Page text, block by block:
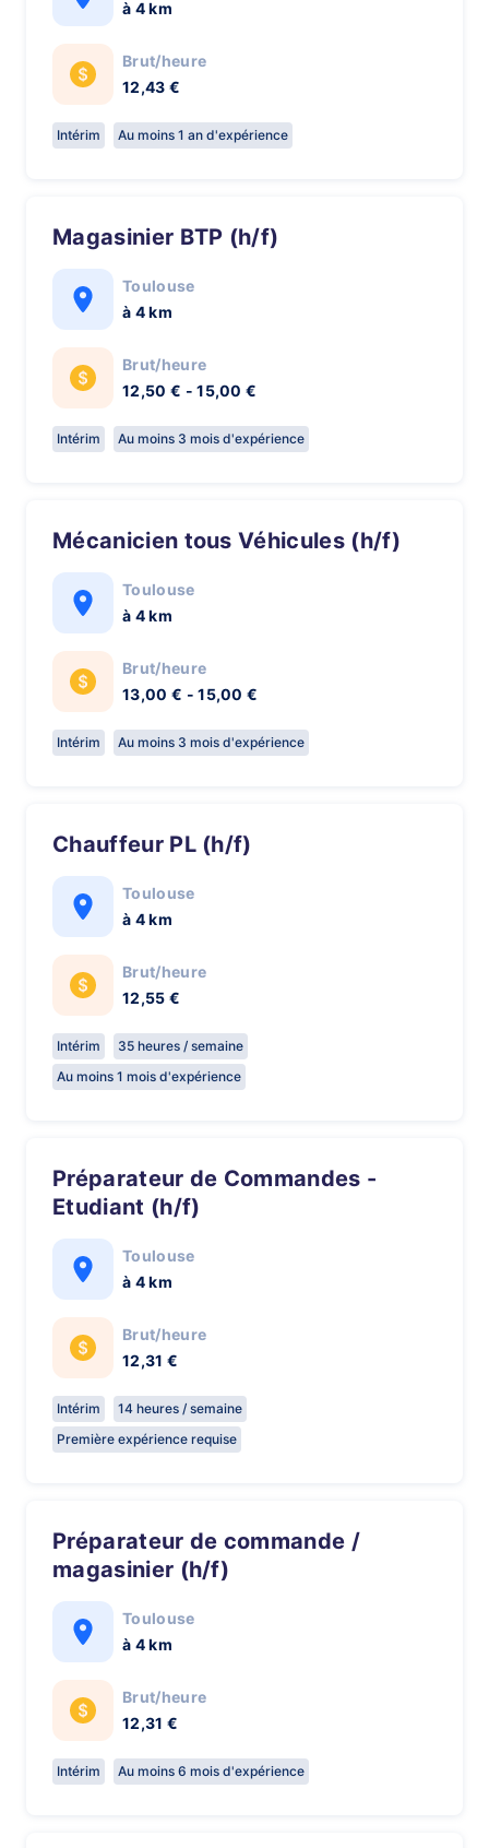
à 4 km
Brut/heure
12,43 €
Intérim Au moins 1 an d'expérience
Magasinier BTP (h/f)
Toulouse
à 4 km
Brut/heure
12,50 € - 15,00 €
Intérim Au moins 3 mois d'expérience
Mécanicien tous Véhicules (h/f)
Toulouse
à 4 km
Brut/heure
13,00 € - 15,00 €
Intérim Au moins 3 mois d'expérience
Chauffeur PL (h/f)
Toulouse
à 4 km
Brut/heure
12,55 €
Intérim
35 heures / semaine
Au moins 1 mois d'expérience
Préparateur de Commandes -
Etudiant (h/f)
Toulouse
à 4 km
Brut/heure
12,31 €
Intérim
14 heures / semaine
Première expérience requise
Préparateur de commande /
magasinier (h/f)
Toulouse
à 4 km
Brut/heure
12,31 €
Intérim Au moins 6 mois d'expérience